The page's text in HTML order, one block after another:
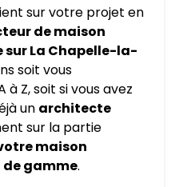
sur votre projet en
de maison
surLa Chapelle-la-
soit vous
Z, soit si vous avez
un architecte
sur la partie
maison
gamme.